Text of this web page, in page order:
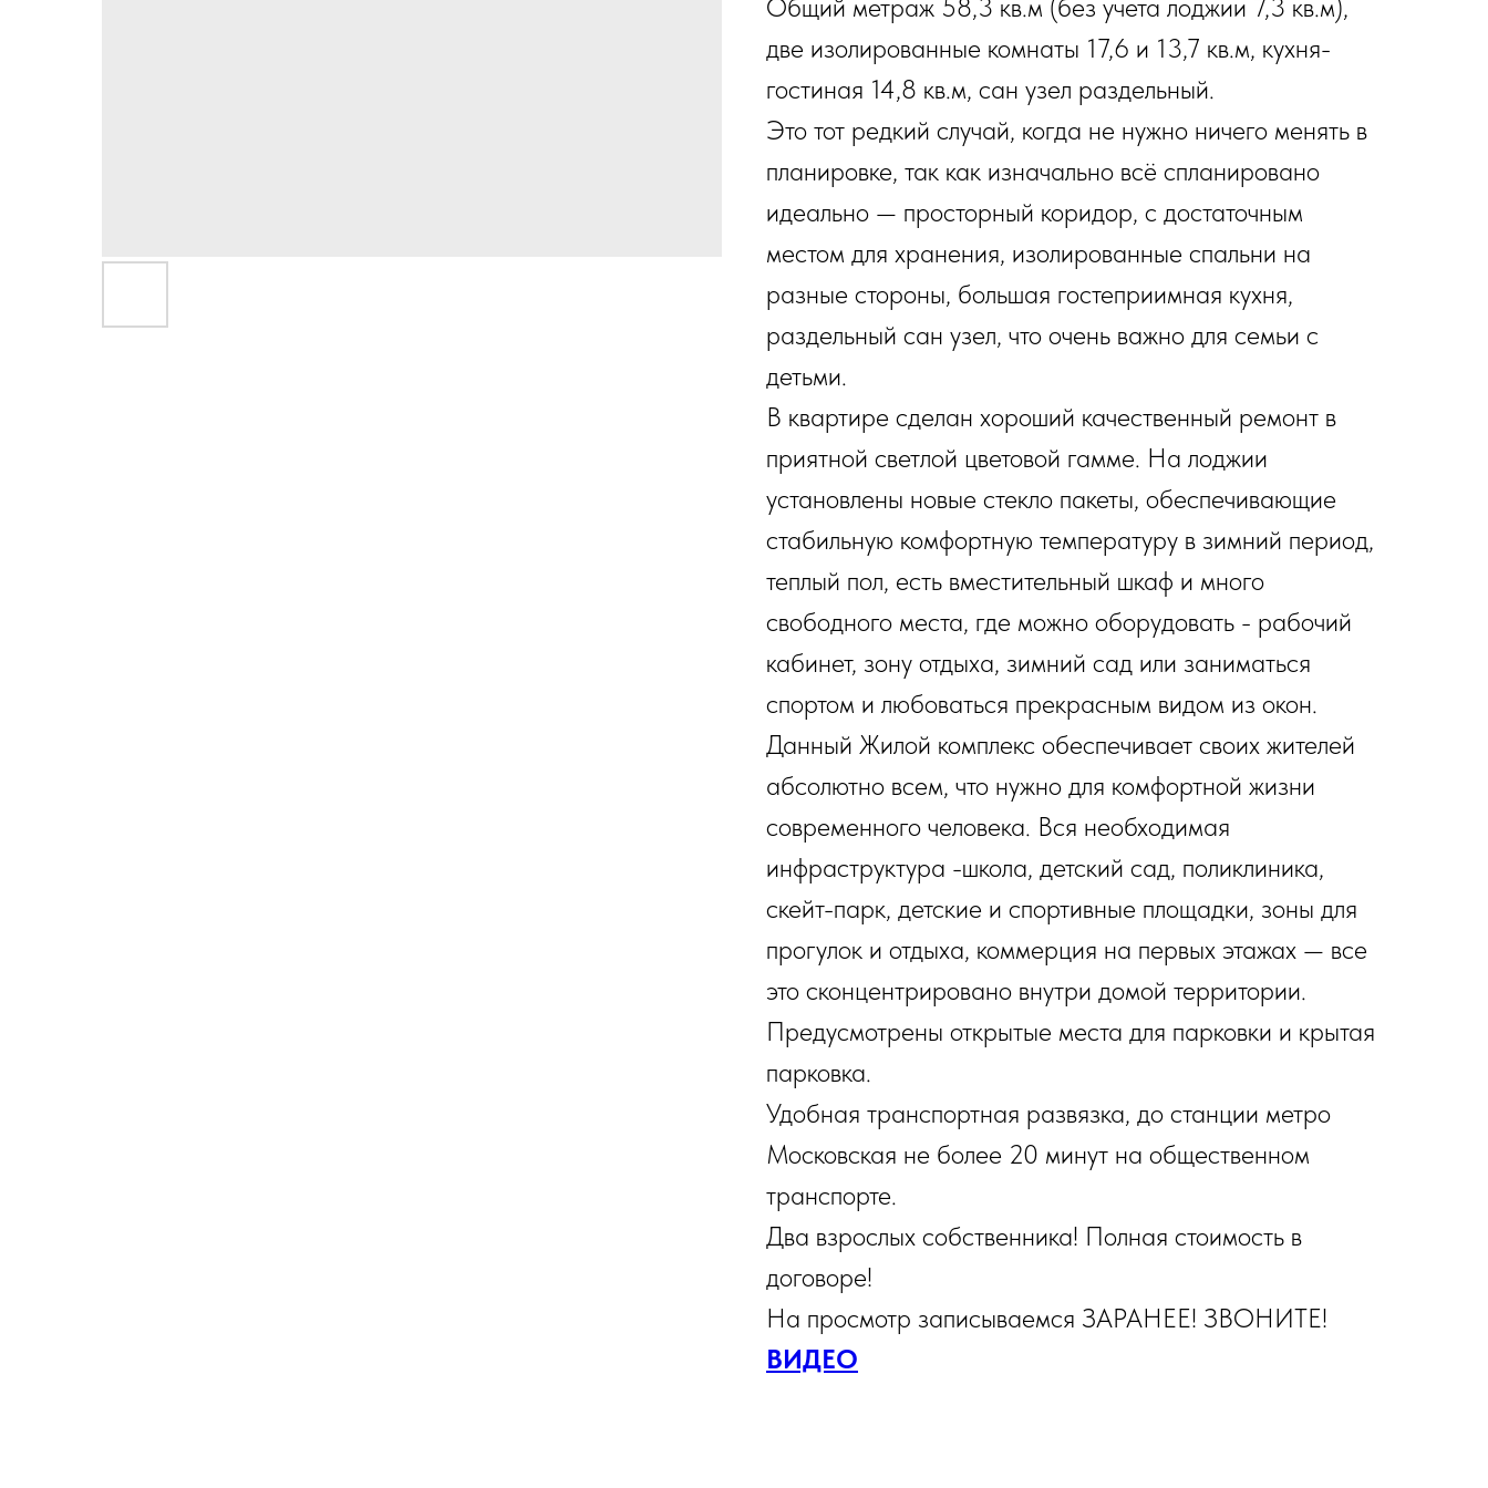
Общий метраж 58,3 кв.м (без учета лоджии 7,3 кв.м),
две изолированные комнаты 17,6 и 13,7 кв.м, кухня-
гостиная 14,8 кв.м, сан узел раздельный.
Это тот редкий случай, когда не нужно ничего менять в
планировке, так как изначально всё спланировано
идеально — просторный коридор, с достаточным
местом для хранения, изолированные спальни на
разные стороны, большая гостеприимная кухня,
раздельный сан узел, что очень важно для семьи с
детьми.
В квартире сделан хороший качественный ремонт в
приятной светлой цветовой гамме. На лоджии
установлены новые стекло пакеты, обеспечивающие
стабильную комфортную температуру в зимний период,
теплый пол, есть вместительный шкаф и много
свободного места, где можно оборудовать - рабочий
кабинет, зону отдыха, зимний сад или заниматься
спортом и любоваться прекрасным видом из окон.
Данный Жилой комплекс обеспечивает своих жителей
абсолютно всем, что нужно для комфортной жизни
современного человека. Вся необходимая
инфраструктура -школа, детский сад, поликлиника,
скейт-парк, детские и спортивные площадки, зоны для
прогулок и отдыха, коммерция на первых этажах — все
это сконцентрировано внутри домой территории.
Предусмотрены открытые места для парковки и крытая
парковка.
Удобная транспортная развязка, до станции метро
Московская не более 20 минут на общественном
транспорте.
Два взрослых собственника! Полная стоимость в
договоре!
На просмотр записываемся ЗАРАНЕЕ! ЗВОНИТЕ!
ВИДЕО